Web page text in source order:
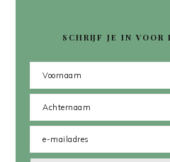
SCHRIJF JE IN VOOR